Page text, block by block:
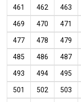
461 462 463
469 470 471
477 478 479
485 486 487
493 494 495
501 502 503